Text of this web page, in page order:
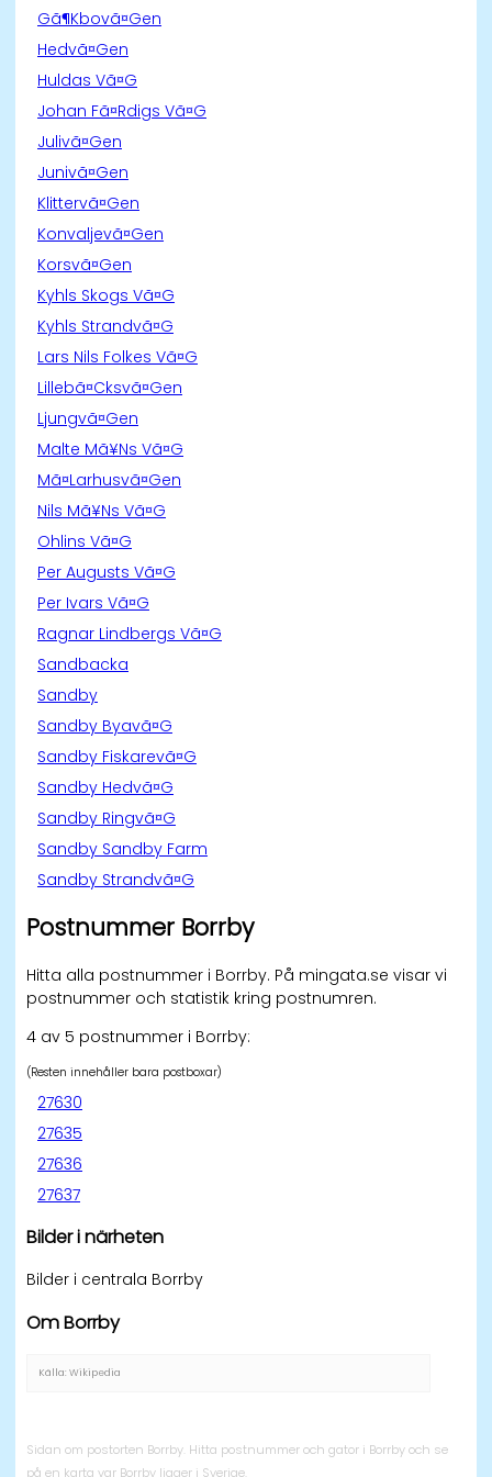
Gã¶Kbovã¤Gen
Hedvã¤Gen
Huldas Vã¤G
Johan Fã¤Rdigs Vã¤G
Julivã¤Gen
Junivã¤Gen
Klittervã¤Gen
Konvaljevã¤Gen
Korsvã¤Gen
Kyhls Skogs Vã¤G
Kyhls Strandvã¤G
Lars Nils Folkes Vã¤G
Lillebã¤Cksvã¤Gen
Ljungvã¤Gen
Malte Mã¥Ns Vã¤G
Mã¤Larhusvã¤Gen
Nils Mã¥Ns Vã¤G
Ohlins Vã¤G
Per Augusts Vã¤G
Per Ivars Vã¤G
Ragnar Lindbergs Vã¤G
Sandbacka
Sandby
Sandby Byavã¤G
Sandby Fiskarevã¤G
Sandby Hedvã¤G
Sandby Ringvã¤G
Sandby Sandby Farm
Sandby Strandvã¤G
Postnummer Borrby
Hitta alla postnummer i Borrby. På mingata.se visar vi
postnummer och statistik kring postnumren.
4 av 5 postnummer i Borrby:
(Resten innehåller bara postboxar)
27630
27635
27636
27637
Bilder i närheten
Bilder i centrala Borrby
Om Borrby
Källa: Wikipedia
Sidan om postorten Borrby. Hitta postnummer och gator i Borrby och se
på en karta var Borrby ligger i Sverige.